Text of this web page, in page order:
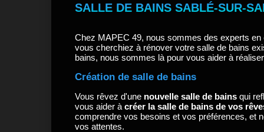
SALLE DE BAINS SABLÉ-SUR-
Chez MAPEC 49, nous sommes des experts
vous cherchiez à rénover votre salle de bains
bains, nous sommes là pour vous aider à
Création de salle de bains
Vous rêvez d'une nouvelle salle de bains qui
vous aider à créer la salle de bains de vos
comprendre vos besoins et vos préférences, et
vos attentes.